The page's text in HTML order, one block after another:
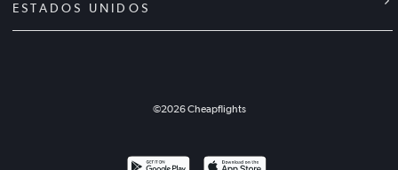
ESTADOS UNIDOS
©2026Cheapflights